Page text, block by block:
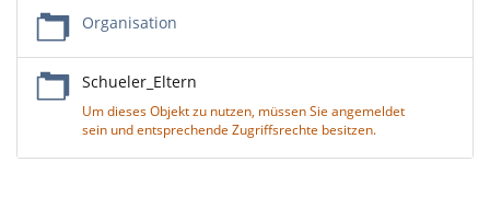
Organisation
Schueler_Eltern
Um dieses Objekt zu nutzen, müssen Sie angemeldet
sein und entsprechende Zugriffsrechte besitzen.